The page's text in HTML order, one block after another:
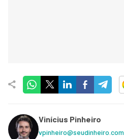
Vinícius Pinheiro
vpinheiro@seudinheiro.com